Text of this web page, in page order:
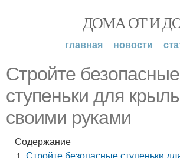
ДОМА ОТ И
главная новости
Стройте безопасные
ступеньки для
своими руками
Содержание